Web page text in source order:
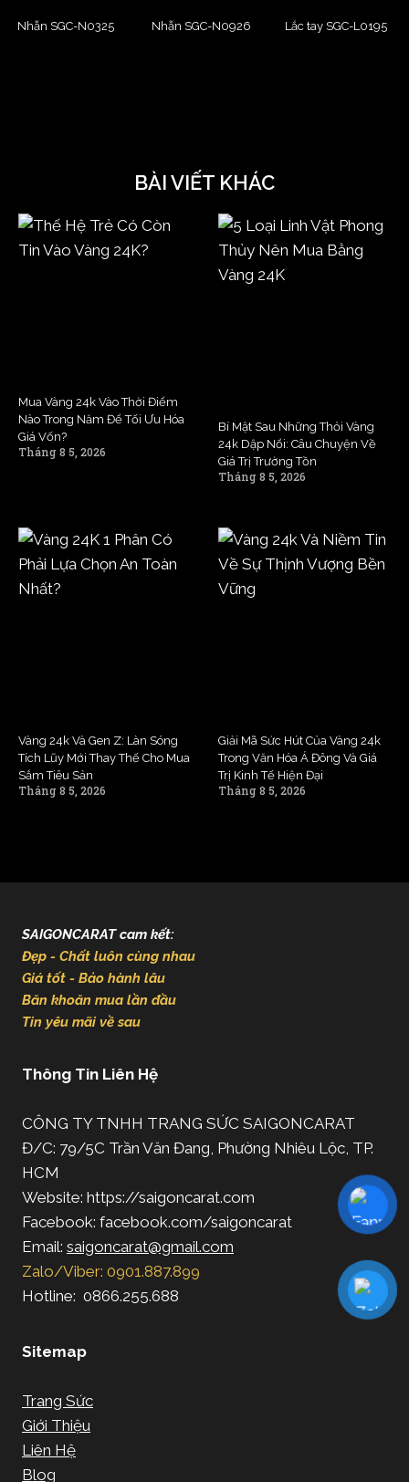
Nhẫn SGC-N0325 Nhẫn SGC-N0926 Lắc tay SGC-L0195
BÀI VIẾT KHÁC
Mua Vàng 24k Vào Thời Điểm
Nào Trong Năm Để Tối Ưu Hóa
Giá Vốn?
Tháng 8 5, 2026
Bí Mật Sau Những Thỏi Vàng
24k Dập Nổi: Câu Chuyện Về
Giá Trị Trường Tồn
Tháng 8 5, 2026
Vàng 24k Và Gen Z: Làn Sóng
Tích Lũy Mới Thay Thế Cho Mua
Sắm Tiêu Sản
Tháng 8 5, 2026
Giải Mã Sức Hút Của Vàng 24k
Trong Văn Hóa Á Đông Và Giá
Trị Kinh Tế Hiện Đại
Tháng 8 5, 2026
SAIGONCARAT cam kết:
Đẹp - Chất luôn cùng nhau
Giá tốt - Bảo hành lâu
Băn khoăn mua lần đầu
Tin yêu mãi về sau
Thông Tin Liên Hệ
CÔNG TY TNHH TRANG SỨC SAIGONCARAT
Đ/C: 79/5C Trần Văn Đang, Phường Nhiêu Lộc, TP.
HCM
Website: https://saigoncarat.com
Facebook: facebook.com/saigoncarat
Email: saigoncarat@gmail.com
Zalo/Viber: 0901.887.899
Hotline: 0866.255.688
Sitemap
Trang Sức
Giới Thiệu
Liên Hệ
Blog